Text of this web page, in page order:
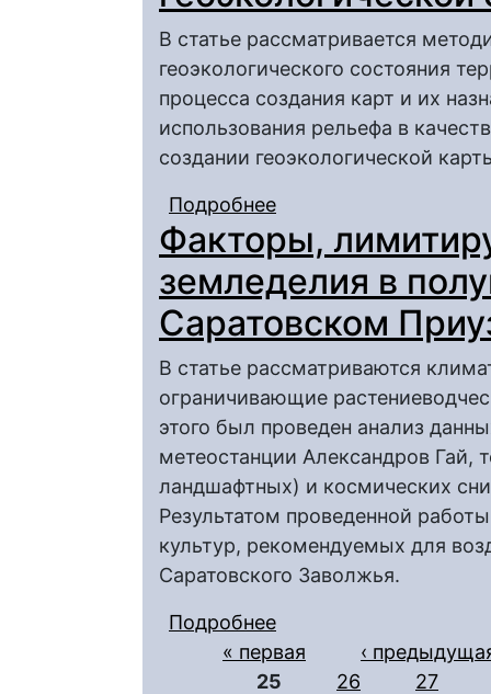
В статье рассматривается
геоэкологического состояния
процесса создания карт и их
использования рельефа в
создании геоэкологической
Подробнее
Факторы,
земледелия в
Саратовском
В статье рассматриваются
ограничивающие
этого был проведен анализ
метеостанции Александров Гай,
ландшафтных) и космических
Результатом проведенной
культур, рекомендуемых для
Саратовского Заволжья.
Подробнее
полупустынном
Страницы
« первая
‹
25
26 27